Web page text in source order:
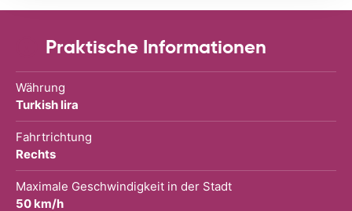
Praktische Informationen
Währung
Turkish lira
Fahrtrichtung
Rechts
Maximale Geschwindigkeit in der Stadt
50 km/h